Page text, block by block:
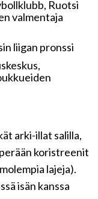
Ruotsi
valmentaja
liigan pronssi
arki-illat salilla,
koristreenit
lajeja).
isän kanssa